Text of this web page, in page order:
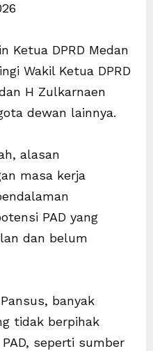
Ketua DPRD Medan
Wakil Ketua DPRD
H Zulkarnaen
dewan lainnya.
alasan
masa kerja
PAD yang
dan belum
banyak
tidak berpihak
seperti sumber